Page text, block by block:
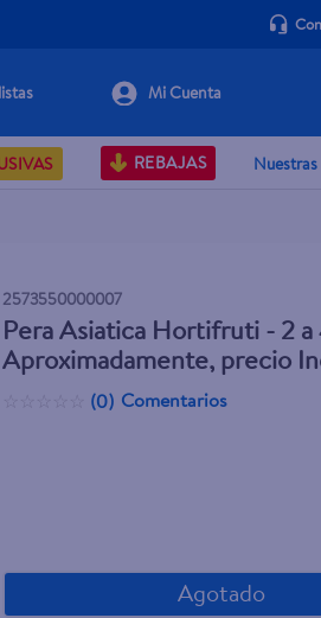
REBAJAS
2573550000007
Pera Asiatica Hortifruti - 2 a
Aproximadamente, precio
(0) Comentarios
Agotado